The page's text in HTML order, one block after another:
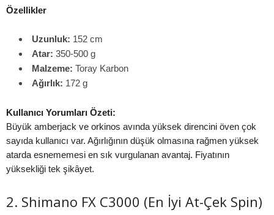
Özellikler
Uzunluk: 152 cm
Atar: 350-500 g
Malzeme: Toray Karbon
Ağırlık: 172 g
Kullanıcı Yorumları Özeti:
Büyük amberjack ve orkinos avında yüksek direncini öven çok
sayıda kullanıcı var. Ağırlığının düşük olmasına rağmen yüksek
atarda esnememesi en sık vurgulanan avantaj. Fiyatının
yüksekliği tek şikâyet.
2. Shimano FX C3000 (En İyi At-Çek Spin)